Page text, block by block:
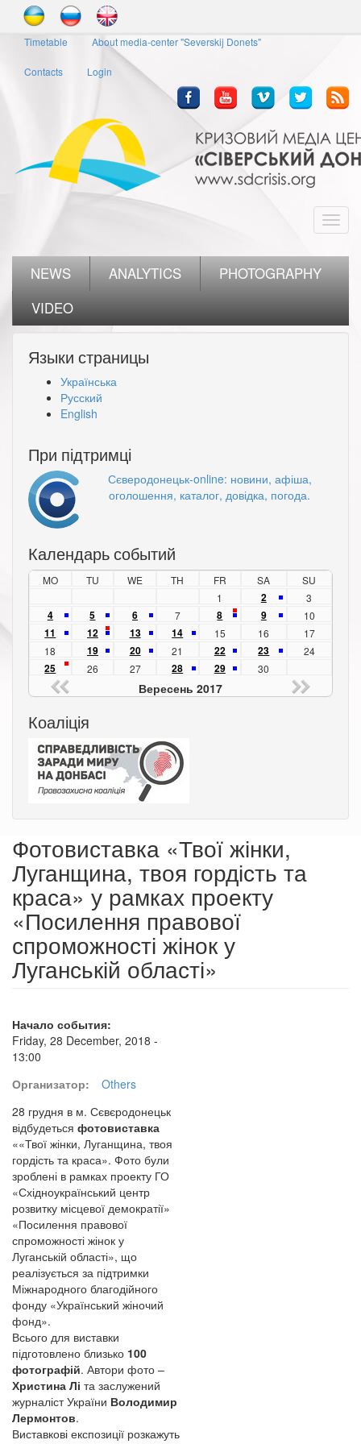
Timetable About media-center "Severskij Donets"
Contacts Login
NEWS ANALYTICS
PHOTOGRAPHY
VIDEO
Языки страницы
Українська
Русский
English
При підтримці
Сєверодонецьк-online: новини, афіша,
оголошення, каталог, довідка, погода.
Календарь событий
MO TU WE TH FR SA
SU
1
2 3
4 5 6 7 8 9 10
11 12 13 14 15 16
17
18
19 20 21 22 23 24
25 26 27 28 29 30
Вересень 2017
Коаліція
Фотовиставка «Твої жінки,
Луганщина, твоя гордість та
краса» у рамках проекту
«Посилення правової
спроможності жінок у
Луганській області»
Начало события:
Friday, 28 December, 2018 -
13:00
Организатор:
Others
28 грудня в м. Сєвєродонецьк
відбудеться фотовиставка
««Твої жінки, Луганщина, твоя
гордість та краса». Фото були
зроблені в рамках проекту ГО
«Східноукраїнський центр
розвитку місцевої демократії»
«Посилення правової
спроможності жінок у
Луганській області», що
реалізується за підтримки
Міжнародного благодійного
фонду «Український жіночий
фонд».
Всього для виставки
підготовлено близько 100
фотографій. Автори фото –
Христина Лі та заслужений
журналіст України Володимир
Лермонтов.
Виставкові експозиції розкажуть